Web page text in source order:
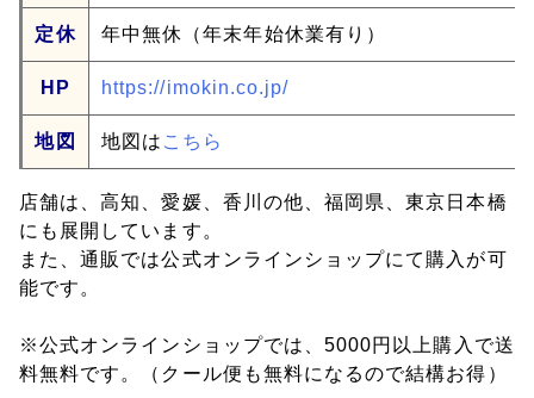
定休 年中無休（年末年始休業有り）
HP https://imokin.co.jp/
地図 地図は こちら
店舗は、高知、愛媛、香川の他、福岡県、東京日本橋
にも展開しています。
また、通販では公式オンラインショップにて購入が可
能です。
※公式オンラインショップでは、5000円以上購入で送
料無料です。（クール便も無料になるので結構お得）